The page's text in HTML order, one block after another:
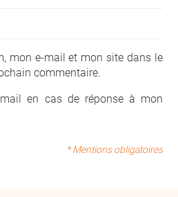
mon e-mail et mon site dans le
commentaire.
mail en cas de réponse à mon
* Mentions obligatoires